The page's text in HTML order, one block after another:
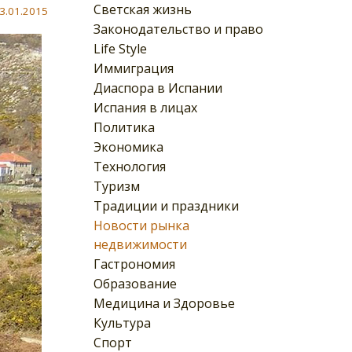
Светская жизнь
Законодательство и право
Life Style
Иммиграция
Диаспора в Испании
Испания в лицах
Политика
Экономика
Технология
Туризм
Традиции и праздники
Новости рынка
недвижимости
Гастрономия
Образование
Медицина и Здоровье
Культура
Спорт